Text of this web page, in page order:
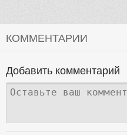
КОММЕНТАРИИ
Добавить комментарий